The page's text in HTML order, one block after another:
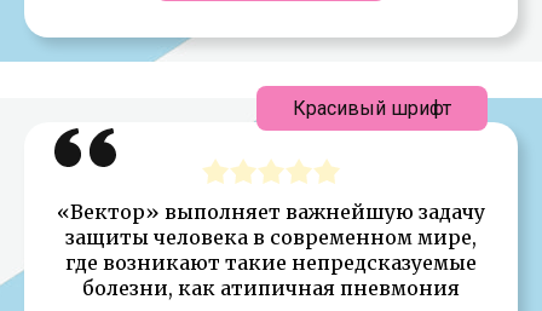
«Вектор» выполняет важнейшую задачу
защиты человека в современном мире,
где возникают такие непредсказуемые
болезни, как атипичная пневмония
Красивый шрифт